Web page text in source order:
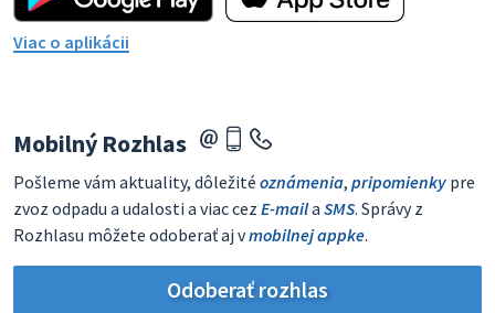
Viac o aplikácii
Mobilný Rozhlas
Pošleme vám aktuality, dôležité oznámenia, pripomienky pre
zvoz odpadu a udalosti a viac cez E-maila SMS. Správy z
Rozhlasu môžete odoberať aj vmobilnej appke.
Odoberať rozhlas